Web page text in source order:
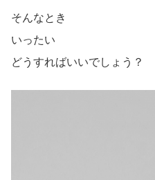
そんなとき
いったい
どうすればいいでしょう？